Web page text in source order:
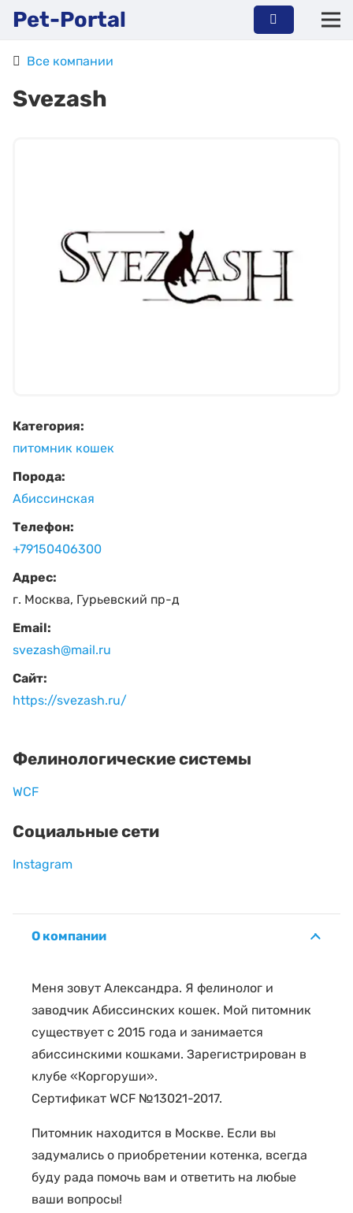
Pet-Portal
Все компании
Svezash
Категория:
питомник кошек
Порода:
Абиссинская
Телефон:
+79150406300
Адрес:
г. Москва, Гурьевский пр-д
Email:
svezash@mail.ru
Сайт:
https://svezash.ru/
Фелинологические системы
WCF
Социальные сети
Instagram
О компании
Меня зовут Александра. Я фелинолог и
заводчик Абиссинских кошек. Мой питомник
существует с 2015 года и занимается
абиссинскими кошками. Зарегистрирован в
клубе «Коргоруши».
Сертификат WCF №13021-2017.
Питомник находится в Москве. Если вы
задумались о приобретении котенка, всегда
буду рада помочь вам и ответить на любые
ваши вопросы!